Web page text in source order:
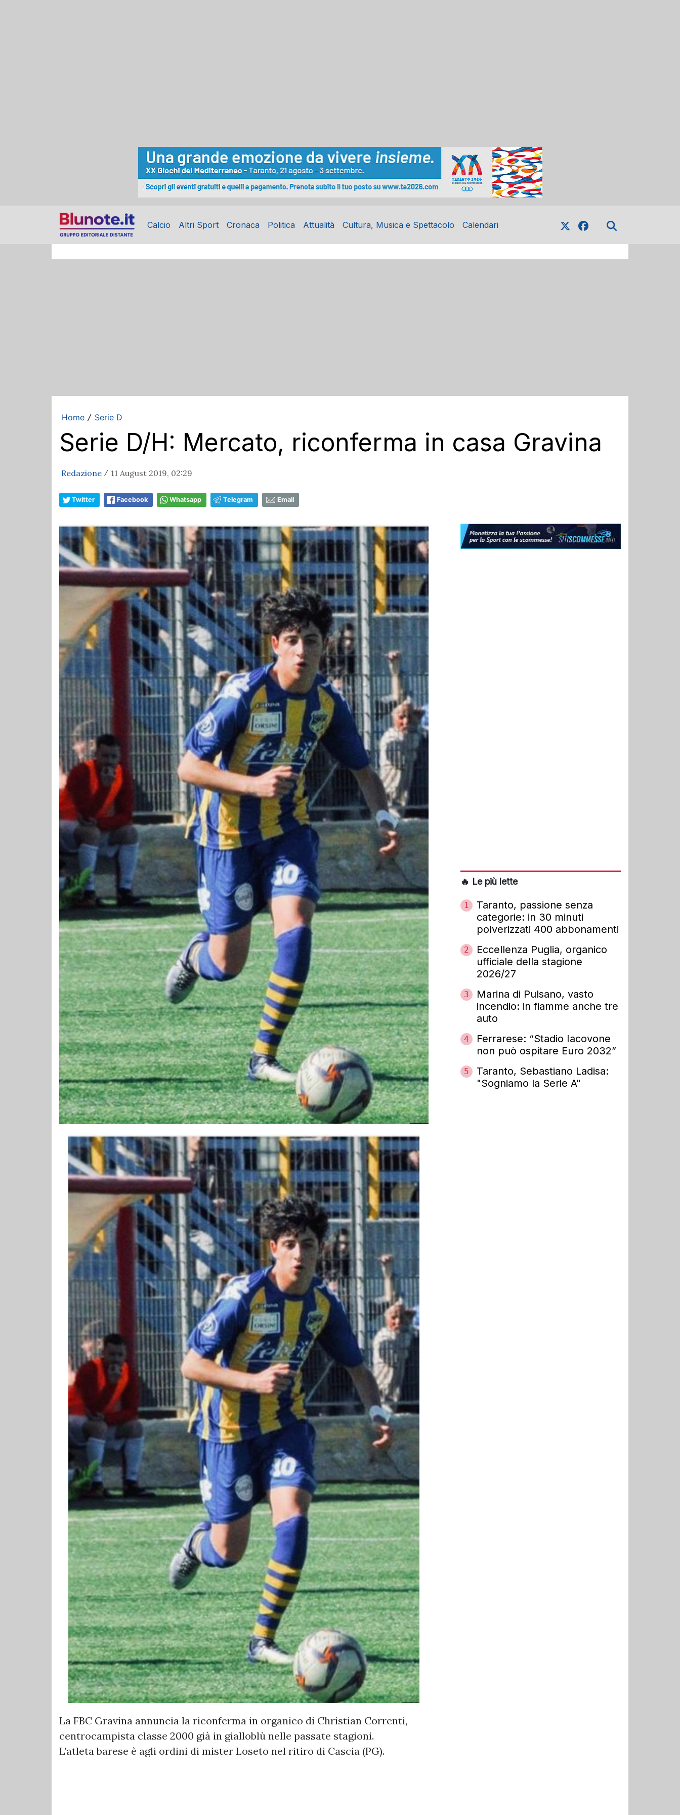
Calcio Altri Sport Cronaca Politica Attualità Cultura, Musica e Spettacolo Calendari
Home / Serie D
Serie D/H: Mercato, riconferma in casa Gravina
Redazione / 11 August 2019, 02:29
Twitter Facebook Whatsapp Telegram Email
La FBC Gravina annuncia la riconferma in organico di Christian Correnti,
centrocampista classe 2000 già in gialloblù nelle passate stagioni.
L’atleta barese è agli ordini di mister Loseto nel ritiro di Cascia (PG).
🔥 Le più lette
1
Taranto, passione senza
categorie: in 30 minuti
polverizzati 400 abbonamenti
2
Eccellenza Puglia, organico
ufficiale della stagione
2026/27
3
Marina di Pulsano, vasto
incendio: in fiamme anche tre
auto
4
Ferrarese: “Stadio Iacovone
non può ospitare Euro 2032”
5
Taranto, Sebastiano Ladisa:
"Sogniamo la Serie A"